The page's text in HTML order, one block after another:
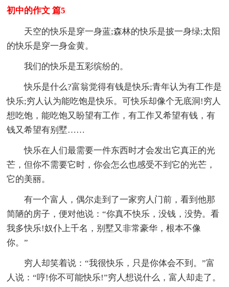
初中的作文 篇5
天空的快乐是穿一身蓝;森林的快乐是披一身绿;太阳
的快乐是穿一身金黄。
我们的快乐是五彩缤纷的。
快乐是什么?富翁觉得有钱是快乐;青年认为有工作是
快乐;穷人认为能吃饱是快乐。可快乐却像个无底洞!穷人
想吃饱，能吃饱又盼望有工作，有工作又希望有钱，有
钱又希望有别墅……
快乐在人们最需要一件东西时才会发出它真正的光
芒，但你不需要它时，你会怎么也感受不到它的光芒，
它的美丽。
有一个富人，偶尔走到了一家穷人门前，看到他那
简陋的房子，便对他说：“你真不快乐，没钱，没势。看
我多快乐!奴仆上千名，别墅又非常豪华，根本不像
你。”
穷人却笑着说：“我很快乐，只是你体会不到。”富
人说：“哼!你不可能快乐!”穷人想说什么，富人却走了。